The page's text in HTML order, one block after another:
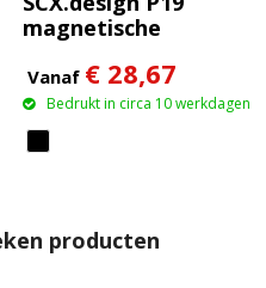
magnetische
van 5000 mAh 5 W
Vanaf € 28,67
Bedrukt in circa 10 werkdagen
producten